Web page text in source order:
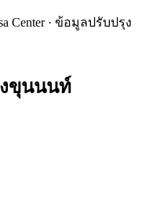
Center · ข้อมูลปรับปรุง
ขุนนนท์